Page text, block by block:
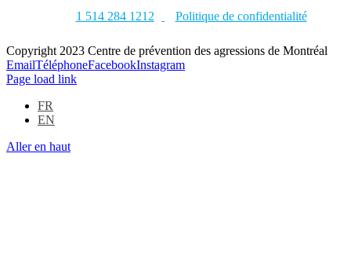
1 514 284 1212 Politique de confidentialité
Copyright 2023 Centre de prévention des agressions de Montréal
EmailTéléphoneFacebookInstagram
Page load link
FR
EN
Aller en haut